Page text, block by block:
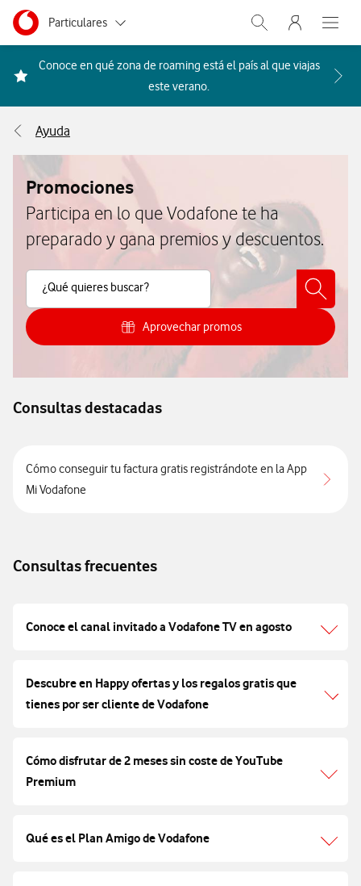
Ir a la pagina principal de vodafone.es
Menu navegación Segmento
Particulares
Autónomos
Grandes empresas
y AA.PP.
Abrir buscador.
Menu
Abre
Conoce en qué zona de roaming está el país al que viajas
este verano. Acceder a la FAQ Qué
Ayuda
Promociones
Participa en lo que Vodafone te ha
preparado y gana premios y descuentos.
¿Qué quieres buscar?
Buscar Contenido
Aprovechar promos
Cómo aprovecharte de las
Consultas destacadas
Cómo conseguir tu factura gratis registrándote en la App
Mi Vodafone
Consultas frecuentes
Conoce el canal invitado a Vodafone TV en agosto
Descubre en Happy ofertas y los regalos gratis que
tienes por ser cliente de Vodafone
Cómo disfrutar de 2 meses sin coste de YouTube
Premium
Qué es el Plan Amigo de Vodafone